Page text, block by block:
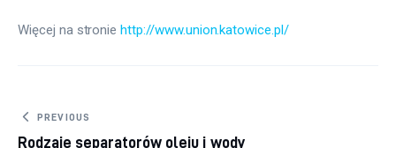
Więcej na stronie http://www.union.katowice.pl/
Nawigacja wpisu
PREVIOUS
Rodzaje separatorów oleju i wody